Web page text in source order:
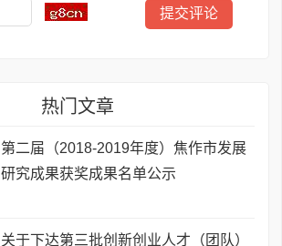
热门文章
第二届（2018-2019年度）焦作市发展
研究成果获奖成果名单公示
关于下达第三批创新创业人才（团队）